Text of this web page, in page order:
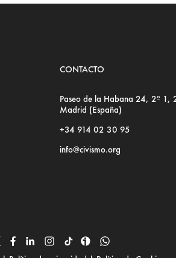
CONTACTO
Paseo de la Habana 24, 2º
Madrid (España)
+34 914 02 30 95
info@civismo.org